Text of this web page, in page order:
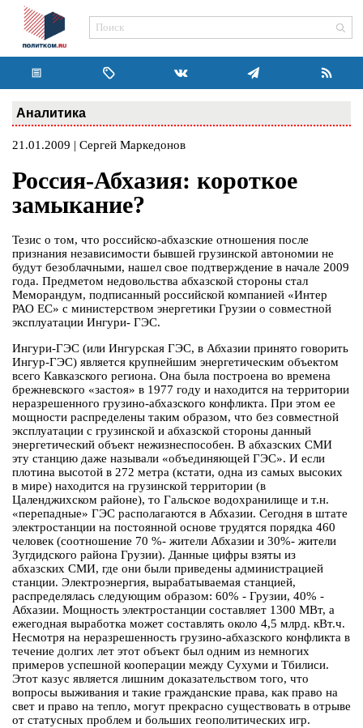
Аналитика
21.01.2009 | Сергей Маркедонов
Россия-Абхазия: короткое
замыкание?
Тезис о том, что российско-абхазские отношения после
признания независимости бывшей грузинской автономии не
будут безоблачными, нашел свое подтверждение в начале 2009
года. Предметом недовольства абхазской стороны стал
Меморандум, подписанный российской компанией «Интер
РАО ЕС» с министерством энергетики Грузии о совместной
эксплуатации Ингури- ГЭС.
Ингури-ГЭС (или Ингурская ГЭС, в Абхазии принято говорить
Ингур-ГЭС) является крупнейшим энергетическим объектом
всего Кавказского региона. Она была построена во времена
брежневского «застоя» в 1977 году и находится на территории
неразрешенного грузино-абхазского конфликта. При этом ее
мощности распределены таким образом, что без совместной
эксплуатации с грузинской и абхазской стороны данный
энергетический объект нежизнеспособен. В абхазских СМИ
эту станцию даже называли «объединяющей ГЭС». И если
плотина высотой в 272 метра (кстати, одна из самых высоких
в мире) находится на грузинской территории (в
Цаленджихском районе), то Гальское водохранилище и т.н.
«перепадные» ГЭС располагаются в Абхазии. Сегодня в штате
электростанции на постоянной основе трудятся порядка 460
человек (соотношение 70 %- жители Абхазии и 30%- жители
Зугдидского района Грузии). Данные цифры взяты из
абхазских СМИ, где они были приведены администрацией
станции. Электроэнергия, вырабатываемая станцией,
распределялась следующим образом: 60% - Грузии, 40% -
Абхазии. Мощность электростанции составляет 1300 МВт, а
ежегодная выработка может составлять около 4,5 млрд. кВт.ч.
Несмотря на неразрешенность грузино-абхазского конфликта в
течение долгих лет этот объект был одним из немногих
примеров успешной кооперации между Сухуми и Тбилиси.
Этот казус является лишним доказательством того, что
вопросы выживания и такие гражданские права, как право на
свет и право на тепло, могут прекрасно существовать в отрыве
от статусных проблем и больших геополитических игр.